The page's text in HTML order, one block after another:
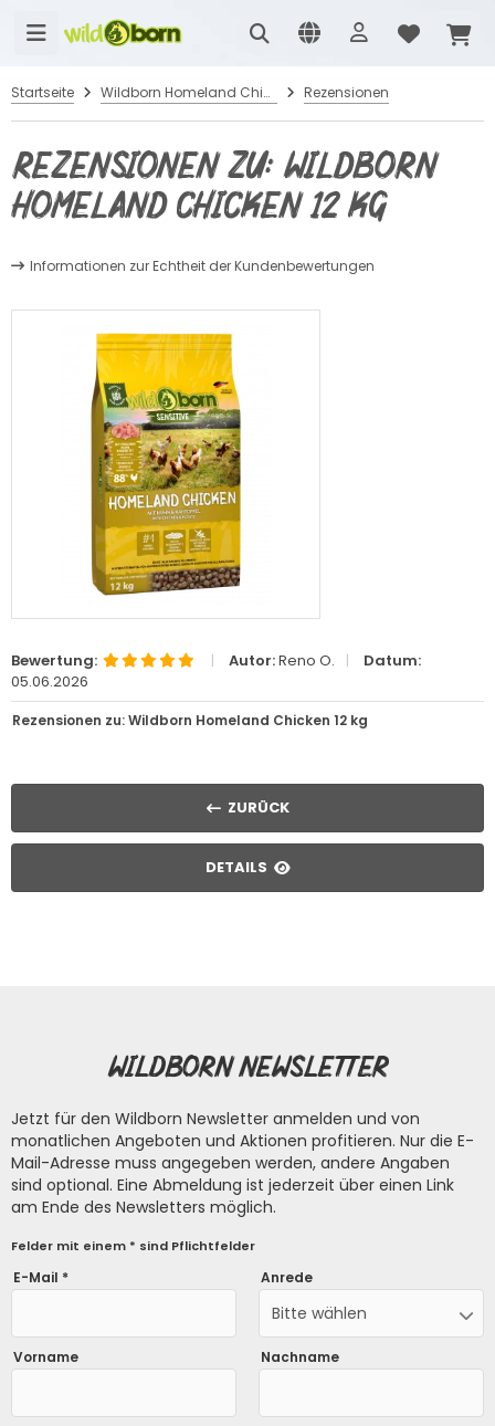
Startseite Wildborn Homeland Chicken 12 kg Rezensionen
Rezensionen zu: Wildborn
Homeland Chicken 12 kg
Informationen zur Echtheit der Kundenbewertungen
Bewertung: | Autor:Reno O. |
Datum:
05.06.2026
Rezensionen zu: Wildborn Homeland Chicken 12 kg
ZURÜCK
DETAILS
Wildborn Newsletter
Jetzt für den Wildborn Newsletter anmelden und von
monatlichen Angeboten und Aktionen profitieren. Nur die E-
Mail-Adresse muss angegeben werden, andere Angaben
sind optional. Eine Abmeldung ist jederzeit über einen Link
am Ende des Newsletters möglich.
Felder mit einem * sind Pflichtfelder
E-Mail * Anrede
Bitte wählen
Vorname Nachname